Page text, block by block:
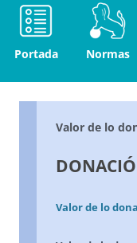
Portada Normas
Valor de lo
Valor de lo